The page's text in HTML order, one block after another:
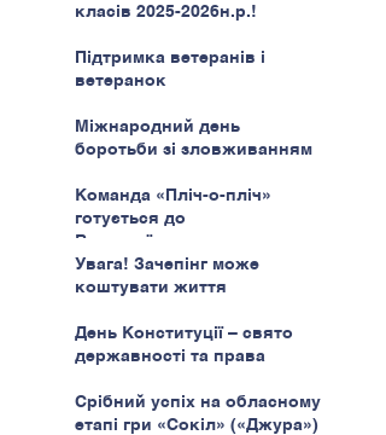
класів 2025-2026н.р.!
Підтримка ветеранів і
ветеранок
Міжнародний день
боротьби зі зловживанням
Команда «Пліч-о-пліч»
готується до
Всеукраїнського етапу
Увага! Зачепінг може
коштувати життя
День Конституції – свято
державності та права
Срібний успіх на обласному
етапі гри «Сокіл» («Джура»)